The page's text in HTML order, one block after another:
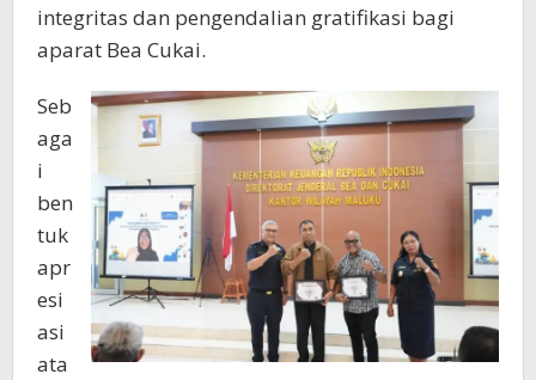
integritas dan pengendalian gratifikasi bagi
aparat Bea Cukai.
Seb
aga
i
ben
tuk
apr
esi
asi
ata